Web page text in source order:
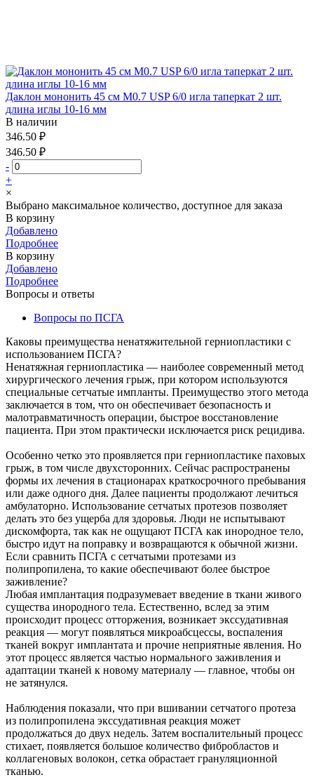
Даклон мононить 45 см М0.7 USP 6/0 игла таперкат 2 шт.
длина иглы 10-16 мм
В наличии
346.50 ₽
346.50 ₽
-
+
×
Выбрано максимальное количество, доступное для заказа
В корзину
Добавлено
Подробнее
В корзину
Добавлено
Подробнее
Вопросы и ответы
Вопросы по ПСГА
Каковы преимущества ненатяжительной герниопластики с
использованием ПСГА?
Ненатяжная герниопластика — наиболее современный метод
хирургического лечения грыж, при котором используются
специальные сетчатые импланты. Преимущество этого метода
заключается в том, что он обеспечивает безопасность и
малотравматичность операции, быстрое восстановление
пациента. При этом практически исключается риск рецидива.
Особенно четко это проявляется при герниопластике паховых
грыж, в том числе двухсторонних. Сейчас распространены
формы их лечения в стационарах краткосрочного пребывания
или даже одного дня. Далее пациенты продолжают лечиться
амбулаторно. Использование сетчатых протезов позволяет
делать это без ущерба для здоровья. Люди не испытывают
дискомфорта, так как не ощущают ПСГА как инородное тело,
быстро идут на поправку и возвращаются к обычной жизни.
Если сравнить ПСГА с сетчатыми протезами из
полипропилена, то какие обеспечивают более быстрое
заживление?
Любая имплантация подразумевает введение в ткани живого
существа инородного тела. Естественно, вслед за этим
происходит процесс отторжения, возникает экссудативная
реакция — могут появляться микроабсцессы, воспаления
тканей вокруг имплантата и прочие неприятные явления. Но
этот процесс является частью нормального заживления и
адаптации тканей к новому материалу — главное, чтобы он
не затянулся.
Наблюдения показали, что при вшивании сетчатого протеза
из полипропилена экссудативная реакция может
продолжаться до двух недель. Затем воспалительный процесс
стихает, появляется большое количество фибробластов и
коллагеновых волокон, сетка обрастает грануляционной
тканью.